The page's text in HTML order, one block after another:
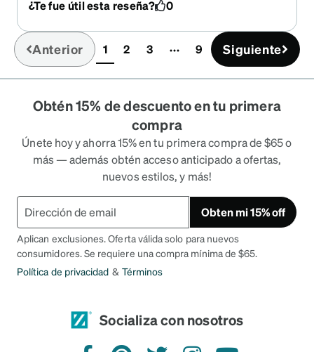
sunny out to see them transition to purple!
¿Te fue útil esta reseña? 0
Anterior 1(current)
2 3 9 Siguiente
Obtén 15% de descuento en tu primera
compra
Únete hoy y ahorra 15% en tu primera compra de $65 o
más — además obtén acceso anticipado a ofertas,
nuevos estilos, y más!
Obten mi 15% off
Aplican exclusiones. Oferta válida solo para nuevos
consumidores. Se requiere una compra mínima de $65.
Política de privacidad & Términos
Socializa con nosotros